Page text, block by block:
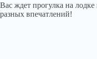
Вас ждет прогулка на
разных впечатлений!